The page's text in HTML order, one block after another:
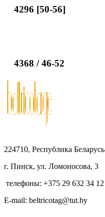
4296 [50-56]
4368 / 46-52
224710, Республика Беларусь
г. Пинск, ул. Ломоносова, 3
телефоны: +375 29 632 34 12
E-mail: beltricotag@tut.by